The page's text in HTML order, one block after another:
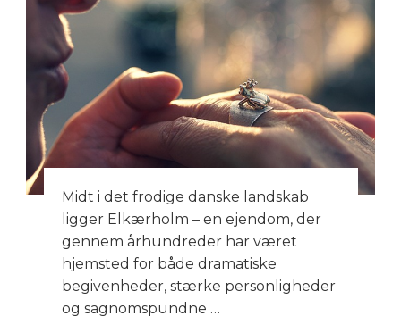
Midt i det frodige danske landskab
ligger Elkærholm – en ejendom, der
gennem århundreder har været
hjemsted for både dramatiske
begivenheder, stærke personligheder
og sagnomspundne …